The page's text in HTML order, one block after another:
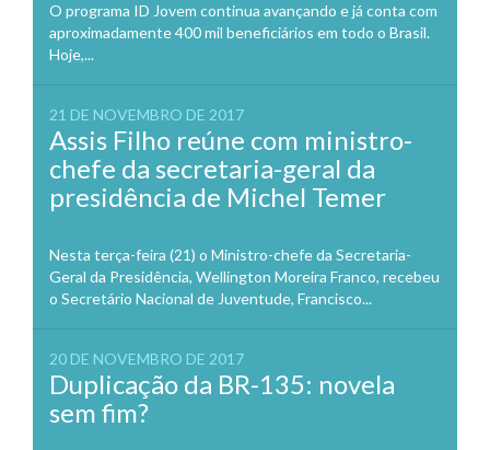
O programa ID Jovem continua avançando e já conta com
aproximadamente 400 mil beneficiários em todo o Brasil.
Hoje,...
21 DE NOVEMBRO DE 2017
Assis Filho reúne com ministro-
chefe da secretaria-geral da
presidência de Michel Temer
Nesta terça-feira (21) o Ministro-chefe da Secretaria-
Geral da Presidência, Wellington Moreira Franco, recebeu
o Secretário Nacional de Juventude, Francisco...
20 DE NOVEMBRO DE 2017
Duplicação da BR-135: novela
sem fim?